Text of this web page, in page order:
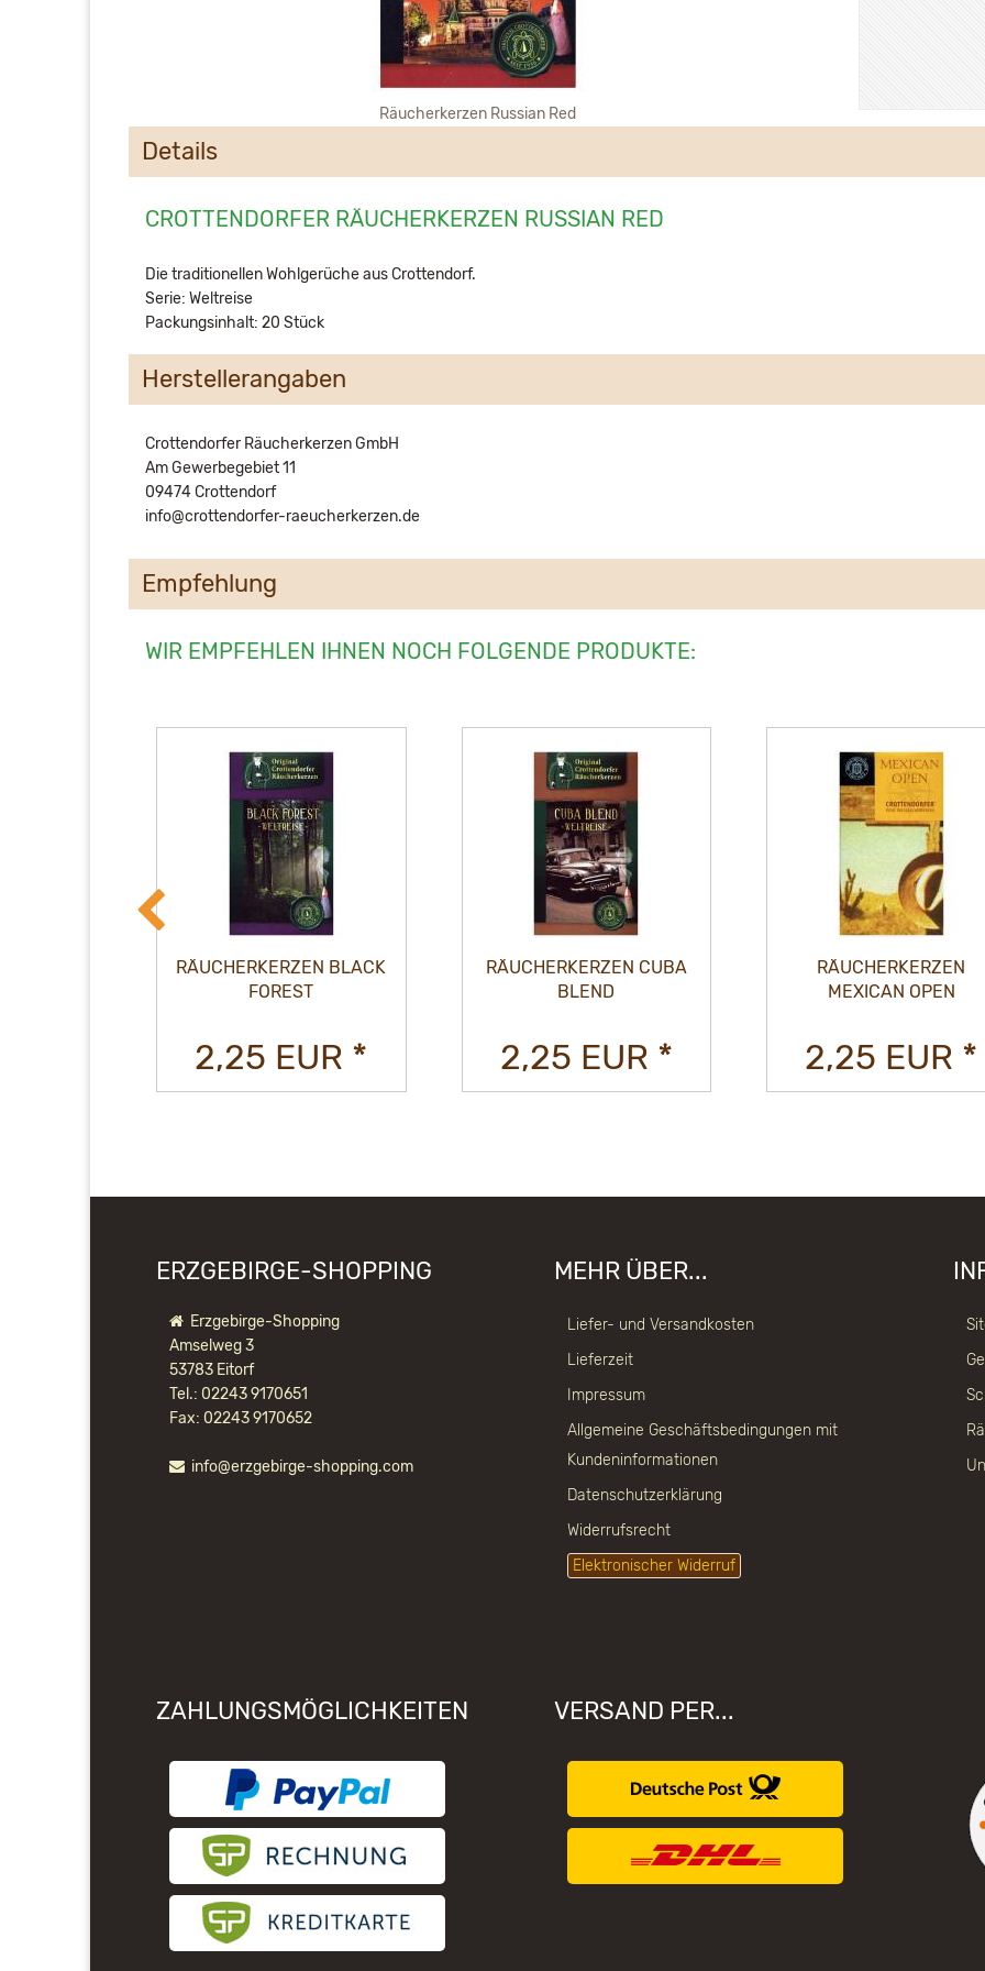
Räucherkerzen Russian Red
Details
CROTTENDORFER RÄUCHERKERZEN RUSSIAN RED
Die traditionellen Wohlgerüche aus Crottendorf.
Serie: Weltreise
Packungsinhalt: 20 Stück
Herstellerangaben
Crottendorfer Räucherkerzen GmbH
Am Gewerbegebiet 11
09474 Crottendorf
info@crottendorfer-raeucherkerzen.de
Empfehlung
WIR EMPFEHLEN IHNEN NOCH FOLGENDE PRODUKTE:
RÄUCHERKERZEN BLACK
FOREST
2,25 EUR *
RÄUCHERKERZEN CUBA
BLEND
2,25 EUR *
RÄUCHERKERZEN
MEXICAN OPEN
2,25 EUR *
ERZGEBIRGE-SHOPPING
Erzgebirge-Shopping
Amselweg 3
53783 Eitorf
Tel.: 02243 9170651
Fax: 02243 9170652
info@erzgebirge-shopping.com
MEHR ÜBER...
Liefer- und Versandkosten
Lieferzeit
Impressum
Allgemeine Geschäftsbedingungen mit
Kundeninformationen
Datenschutzerklärung
Widerrufsrecht
Elektronischer Widerruf
ZAHLUNGSMÖGLICHKEITEN VERSAND PER...